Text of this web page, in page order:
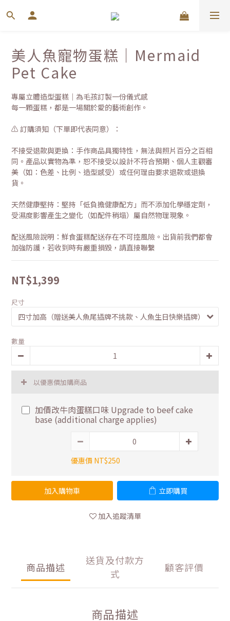
美人魚寵物蛋糕｜Mermaid
Pet Cake
專屬立體造型蛋糕｜為毛孩訂製一份儀式感
每一顆蛋糕，都是一場關於愛的藝術創作。
⚠️ 訂購須知（下單即代表同意）：
不接受退款與更換：手作商品具獨特性，無法與照片百分之百相
同。產品以實物為準，恕不接受以設計不符合預期、個人主觀審
美（如：色差、比例、造型感受）或任何理由要求退款或退換
貨。
天然健康堅持：堅持「低負擔健康配方」而不添加化學穩定劑，
受濕度影響產生之變化（如配件稍塌）屬自然物理現象。
配送風險說明：鮮食蛋糕配送存在不可控風險。出貨前我們都會
加強防護，若收到時有嚴重損毀，請直接聯繫
NT$1,399
尺寸
數量
以優惠價加購商品
加價改牛肉蛋糕口味 Upgrade to beef cake
base (additional charge applies)
優惠價 NT$250
加入購物車 立即購買
加入追蹤清單
商品描述
送貨及付款方
式
顧客評價
商品描述